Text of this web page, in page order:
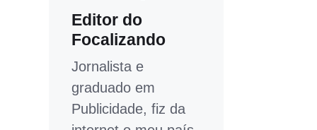
Editor do
Focalizando
Jornalista e
graduado em
Publicidade, fiz da